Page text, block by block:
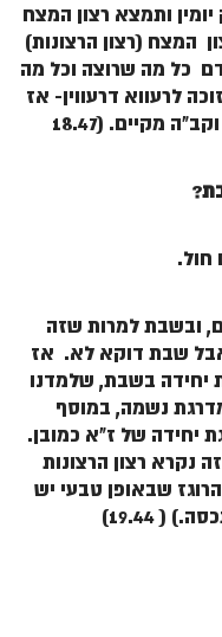
ותמצא רצון המצח
המצח (רצון הרצונות)
כל מה שרוצה וכל מה
לרעווא דרעווין- אז
מקיים. (18.47
?
חול.
ובשבת למרות שזה
אבל שבת דוקא לא. אז
יחידה בשבת, שלמדנו
שבת למדרגת נשמה, במוסף
יחידה של ז"א כמובן.
נקרא רצון הרצונות
שבאופן טבעי יש
19.44)